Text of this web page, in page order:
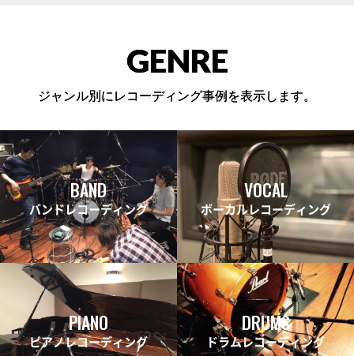
GENRE
ジャンル別にレコーディング事例を表示します。
BAND
バンドレコーディング
VOCAL
ボーカルレコーディング
PIANO
ピアノレコーディング
DRUMS
ドラムレコーディング